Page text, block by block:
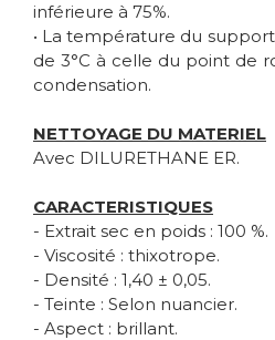
inférieure à 75%.
• La température du
de 3°C à celle du point de
condensation.
NETTOYAGE DU MATERIEL
Avec DILURETHANE ER.
CARACTERISTIQUES
- Extrait sec en poids : 100 %.
- Viscosité : thixotrope.
- Densité : 1,40 ± 0,05.
- Teinte : Selon nuancier.
- Aspect : brillant.